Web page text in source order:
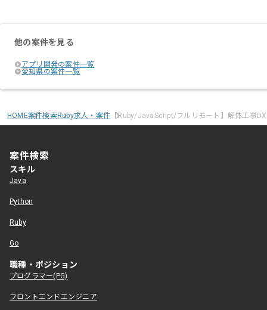
他の案件を見る
アプリ開発の案件一覧
愛知県の案件一覧
HOME案件検索Ruby求人・案件 【Ruby/JavaScript/フルリモート】解体工事
案件検索
スキル
Java
Python
Ruby
Go
職種・ポジション
プログラマー(PG)
フロントエンドエンジニア